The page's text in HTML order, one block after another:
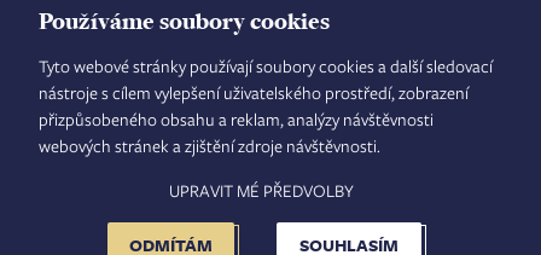
Používáme soubory cookies
Tyto webové stránky používají soubory cookies a další sledovací
nástroje s cílem vylepšení uživatelského prostředí, zobrazení
přizpůsobeného obsahu a reklam, analýzy návštěvnosti
webových stránek a zjištění zdroje návštěvnosti.
SOUHLASÍM
ODMÍTÁM
UPRAVIT MÉ PŘEDVOLBY
Velké náměstí 35/44
500 03 Hradec Králové
tel.: +420 495 063 611
IČO: 00 44 51 34
DIČ: CZ 00 44 51 34
Číslo účtu: 1006010044/5500
FOOTER
TISKOVÝ MLUVČÍ INTRANET MAPA STRÁNEK
NASTAVENÍ COOKIES